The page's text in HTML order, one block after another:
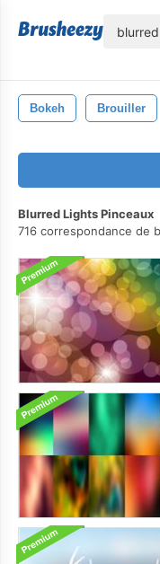
Bokeh Brouiller
Blurred Lights Pinceaux
716 correspondance de